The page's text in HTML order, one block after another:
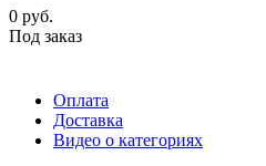
0 руб.
Под заказ
Оплата
Доставка
Видео о категориях